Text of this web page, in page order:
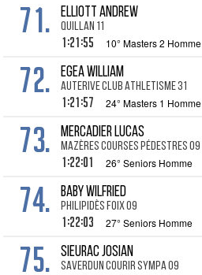
71. ELLIOTT Andrew
Quillan 11
1:21:55 10° Masters 2 Homme
72. EGEA William
Auterive Club Athletisme 31
1:21:57 24° Masters 1 Homme
73. MERCADIER Lucas
Mazères Courses Pédestres 09
1:22:01 26° Seniors Homme
74. BABY Wilfried
Philipidès Foix 09
1:22:03 27° Seniors Homme
75. SIEURAC Josian
Saverdun Courir Sympa 09